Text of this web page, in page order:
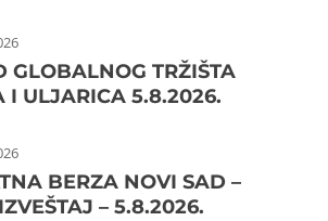
GLOBALNOG TRŽIŠTA
I ULJARICA 5.8.2026.
BERZA NOVI SAD –
– 5.8.2026.